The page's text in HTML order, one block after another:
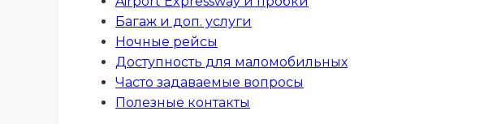
Багаж и доп. услуги
Ночные рейсы
Доступность для маломобильных
Часто задаваемые вопросы
Полезные контакты